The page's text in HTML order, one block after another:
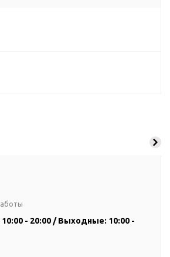
- 20:00 / Выходные: 10:00 -